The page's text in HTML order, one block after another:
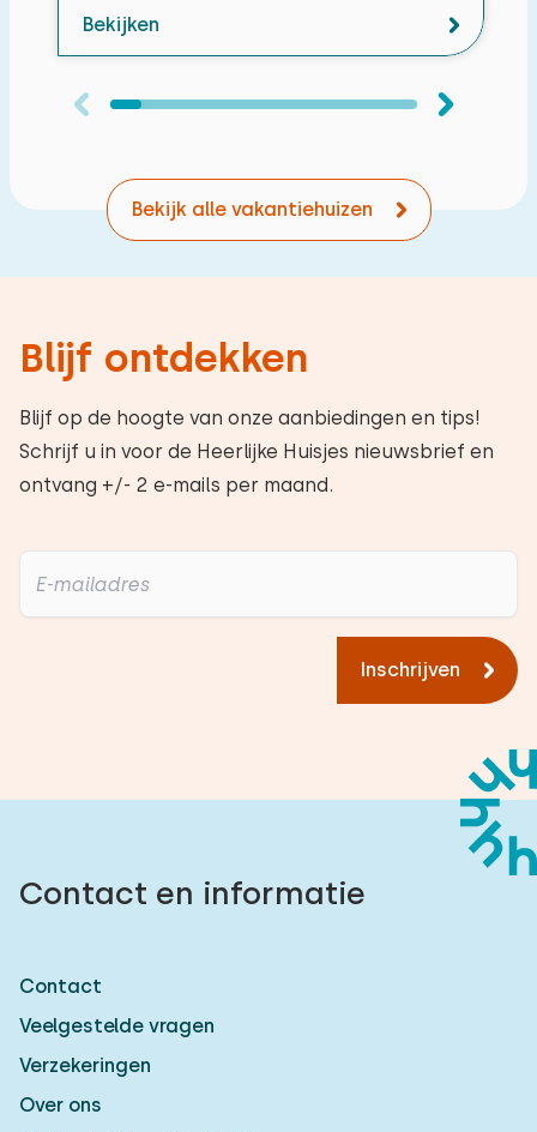
Bekijken
Bekijk alle vakantiehuizen
Blijf ontdekken
Blijf op de hoogte van onze aanbiedingen en tips!
Schrijf u in voor de Heerlijke Huisjes nieuwsbrief en
ontvang +/- 2 e-mails per maand.
Inschrijven
Contact en informatie
Contact
Veelgestelde vragen
Verzekeringen
Over ons